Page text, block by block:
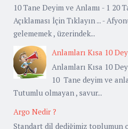
10 Tane Deyim ve Anlamı - 1 20
Açıklaması İçin Tıklayın ... -
gelememek , üzerindek...
Anlamları Kısa 10
Anlamları Kısa 10
10 Tane deyim ve
Tutumlu olmayan , savur...
Argo Nedir ?
Standart dil dediğimiz toplumun